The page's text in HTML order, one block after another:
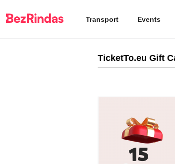
Transport Events
TicketTo.eu Gift